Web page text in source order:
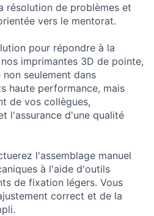
résolution de problèmes et
vers le mentorat.
pour répondre à la
imprimantes 3D de pointe,
seulement dans
haute performance, mais
de vos collègues,
l'assurance d'une qualité
l'assemblage manuel
à l'aide d'outils
de fixation légers. Vous
correct et de la